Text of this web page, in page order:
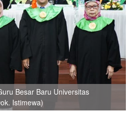
Besar Baru Universitas
Istimewa)